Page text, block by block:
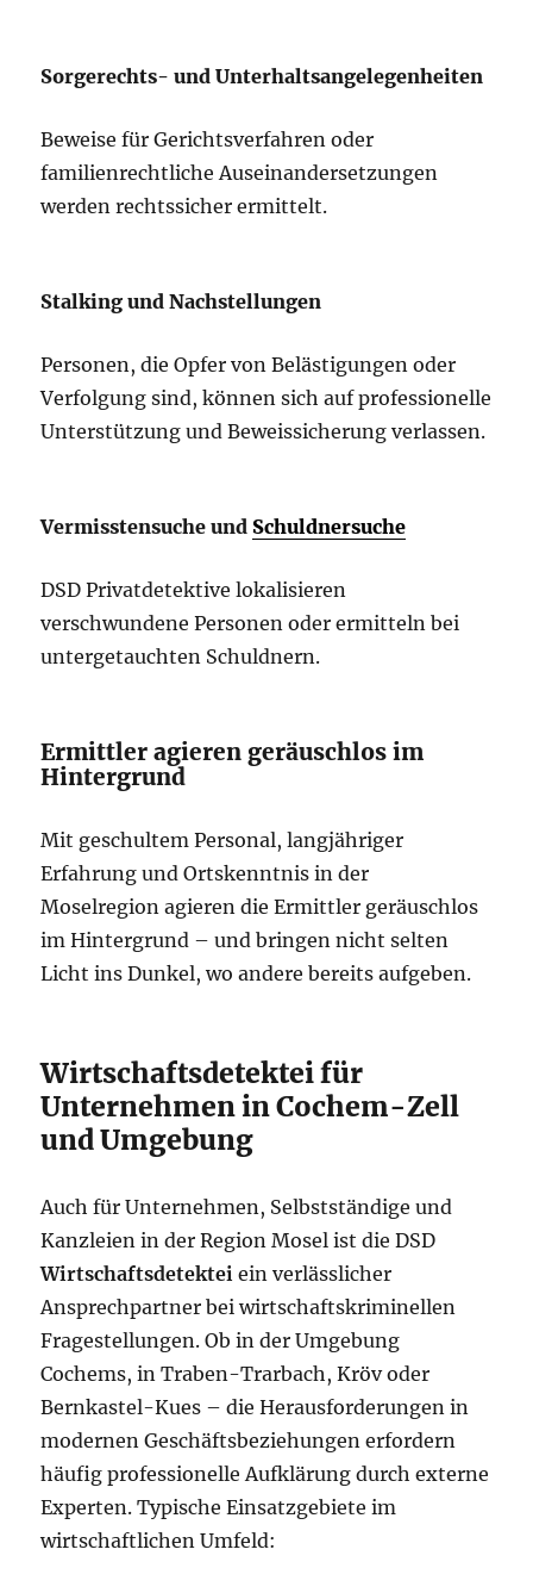
Sorgerechts- und Unterhaltsangelegenheiten
Beweise für Gerichtsverfahren oder
familienrechtliche Auseinandersetzungen
werden rechtssicher ermittelt.
Stalking und Nachstellungen
Personen, die Opfer von Belästigungen oder
Verfolgung sind, können sich auf professionelle
Unterstützung und Beweissicherung verlassen.
Vermisstensuche undSchuldnersuche
DSD Privatdetektive lokalisieren
verschwundene Personen oder ermitteln bei
untergetauchten Schuldnern.
Ermittler agieren geräuschlos im
Hintergrund
Mit geschultem Personal, langjähriger
Erfahrung und Ortskenntnis in der
Moselregion agieren die Ermittler geräuschlos
im Hintergrund – und bringen nicht selten
Licht ins Dunkel, wo andere bereits aufgeben.
Wirtschaftsdetektei für
Unternehmen in Cochem-Zell
und Umgebung
Auch für Unternehmen, Selbstständige und
Kanzleien in der Region Mosel ist die DSD
Wirtschaftsdetektei ein verlässlicher
Ansprechpartner bei wirtschaftskriminellen
Fragestellungen. Ob in der Umgebung
Cochems, in Traben-Trarbach, Kröv oder
Bernkastel-Kues – die Herausforderungen in
modernen Geschäftsbeziehungen erfordern
häufig professionelle Aufklärung durch externe
Experten. Typische Einsatzgebiete im
wirtschaftlichen Umfeld: